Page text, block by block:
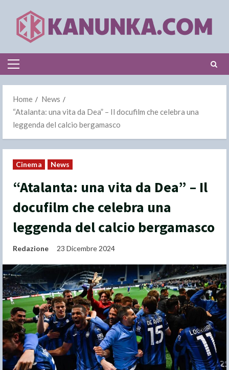
content
Primary
Home
News
“Atalanta: una vita da Dea” – Il docufilm che celebra una
leggenda del calcio bergamasco
Cinema News
“Atalanta: una vita da Dea” – Il
docufilm che celebra una
leggenda del calcio bergamasco
Redazione 23 Dicembre 2024